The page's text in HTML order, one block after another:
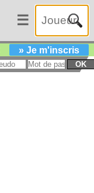
☰
» Je m'inscris
OK